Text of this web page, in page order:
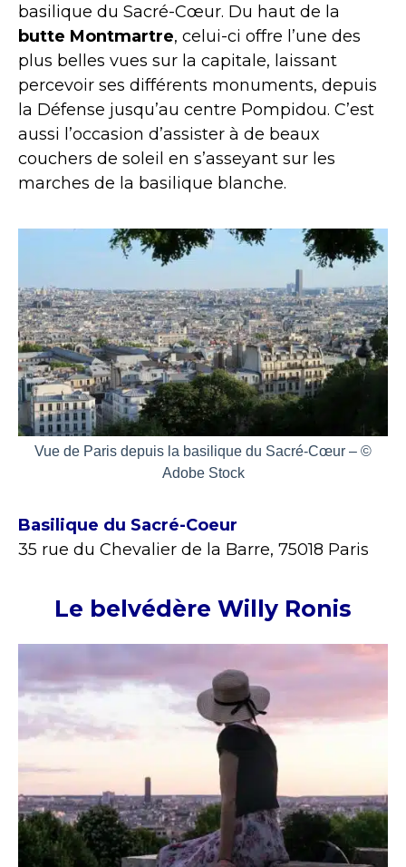
basilique du Sacré-Cœur. Du haut de la
butte Montmartre, celui-ci offre l’une des
plus belles vues sur la capitale, laissant
percevoir ses différents monuments, depuis
la Défense jusqu’au centre Pompidou. C’est
aussi l’occasion d’assister à de beaux
couchers de soleil en s’asseyant sur les
marches de la basilique blanche.
Vue de Paris depuis la basilique du Sacré-Cœur – ©
Adobe Stock
Basilique du Sacré-Coeur
35 rue du Chevalier de la Barre, 75018 Paris
Le belvédère Willy Ronis